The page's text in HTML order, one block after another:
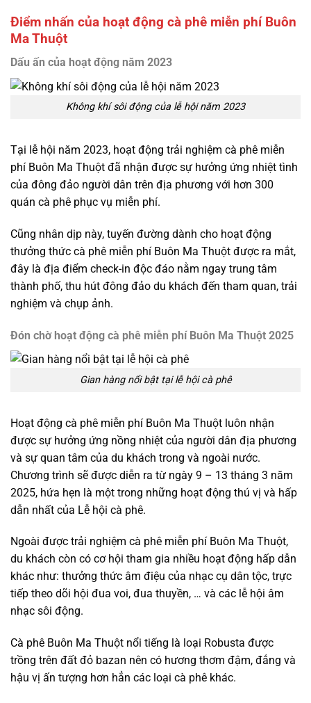
Điểm nhấn của hoạt động cà phê miễn phí Buôn
Ma Thuột
Dấu ấn của hoạt động năm 2023
Không khí sôi động của lễ hội năm 2023
Tại lễ hội năm 2023, hoạt động trải nghiệm cà phê miễn
phí Buôn Ma Thuột đã nhận được sự hưởng ứng nhiệt tình
của đông đảo người dân trên địa phương với hơn 300
quán cà phê phục vụ miễn phí.
Cũng nhân dịp này, tuyến đường dành cho hoạt động
thưởng thức cà phê miễn phí Buôn Ma Thuột được ra mắt,
đây là địa điểm check-in độc đáo nằm ngay trung tâm
thành phố, thu hút đông đảo du khách đến tham quan, trải
nghiệm và chụp ảnh.
Đón chờ hoạt động cà phê miễn phí Buôn Ma Thuột 2025
Gian hàng nổi bật tại lễ hội cà phê
Hoạt động cà phê miễn phí Buôn Ma Thuột luôn nhận
được sự hưởng ứng nồng nhiệt của người dân địa phương
và sự quan tâm của du khách trong và ngoài nước.
Chương trình sẽ được diễn ra từ ngày 9 – 13 tháng 3 năm
2025, hứa hẹn là một trong những hoạt động thú vị và hấp
dẫn nhất của Lễ hội cà phê.
Ngoài được trải nghiệm cà phê miễn phí Buôn Ma Thuột,
du khách còn có cơ hội tham gia nhiều hoạt động hấp dẫn
khác như: thưởng thức âm điệu của nhạc cụ dân tộc, trực
tiếp theo dõi hội đua voi, đua thuyền, … và các lễ hội âm
nhạc sôi động.
Cà phê Buôn Ma Thuột nổi tiếng là loại Robusta được
trồng trên đất đỏ bazan nên có hương thơm đậm, đắng và
hậu vị ấn tượng hơn hẳn các loại cà phê khác.